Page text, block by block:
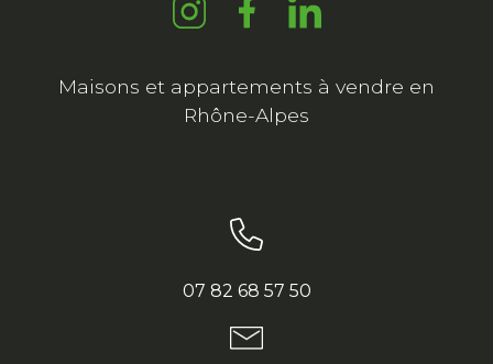
Maisons et appartements à vendre en
Rhône-Alpes
07 82 68 57 50